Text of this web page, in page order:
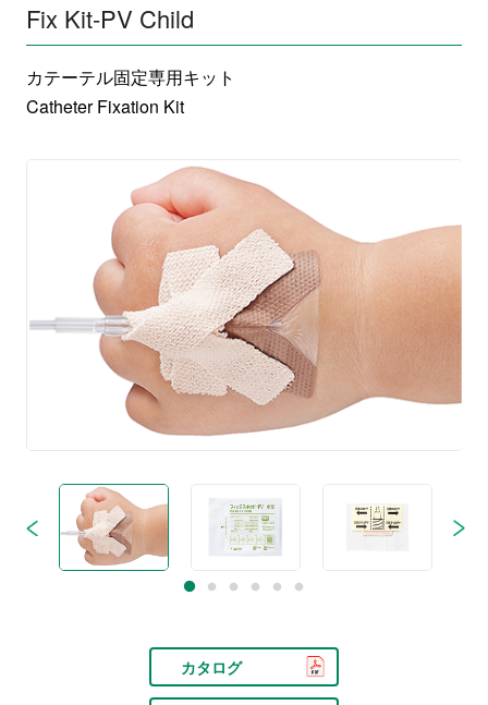
Fix Kit-PV Child
カテーテル固定専用キット
Catheter Fixation Kit
カタログ